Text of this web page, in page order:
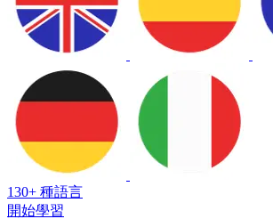
130+ 種語言
開始學習